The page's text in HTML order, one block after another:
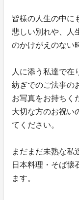
皆様の人生の中に
悲しい別れや、人
のかけがえのない
人に添う私達で在
紡ぎでのご法事の
お写真をお持ちく
大切な方のお祝い
てください。
まだまだ未熟な私
日本料理・そば懐
ます。